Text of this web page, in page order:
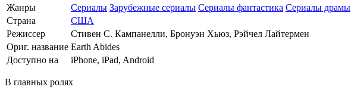
Жанры
Сериалы Зарубежные сериалы Сериалы фантастика Сериалы драмы
Страна
США
Режиссер
Стивен С. Кампанелли, Бронуэн Хьюз, Рэйчел Лайтермен
Ориг. название Earth Abides
Доступно на
iPhone, iPad, Android
В главных ролях